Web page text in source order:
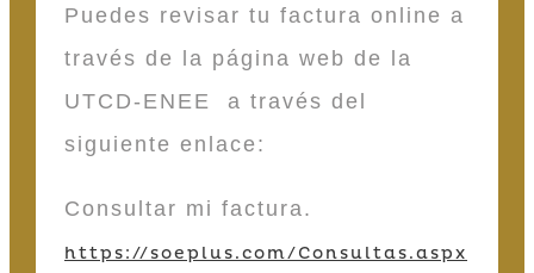
Puedes revisar tu factura online a
través de la página web de la
UTCD-ENEE a través del
siguiente enlace:
Consultar mi factura.
https://soeplus.com/Consultas.aspx